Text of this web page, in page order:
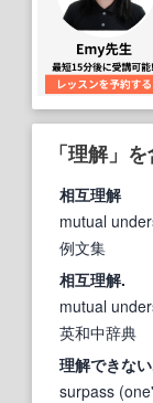
「理解」
相互理解
mutual
例文集
相互理解.
mutual
英和中辞典
理解できな
surpass